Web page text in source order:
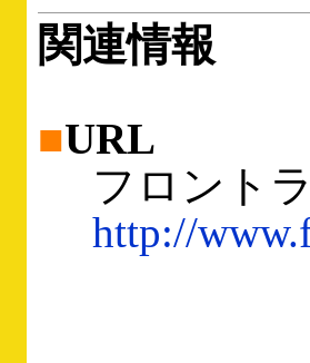
関連情報
■URL
フロント
http://